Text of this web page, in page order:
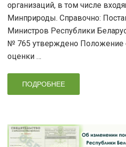
организаций, в том числе
Минприроды. Справочно:
Министров Республики
№ 765 утверждено Положение
оценки …
ПОДРОБНЕЕ